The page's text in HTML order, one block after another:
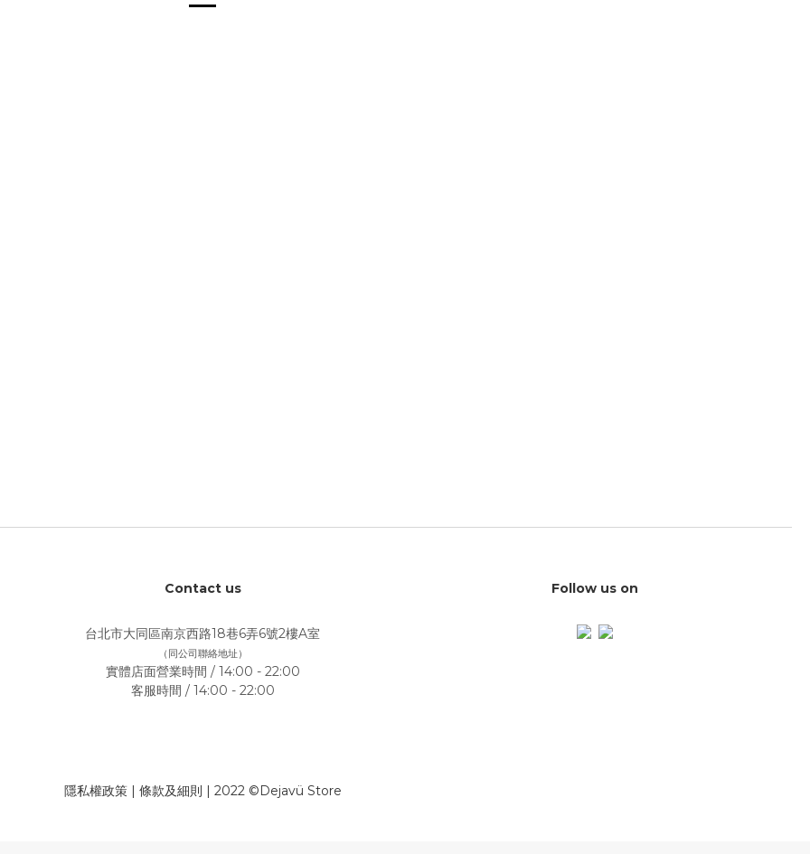
Contact us
台北市大同區南京西路18巷6弄6號2樓A室
（同公司聯絡地址）
實體店面營業時間 / 14:00 - 22:00
客服時間 / 14:00 - 22:00
Follow us on
隱私權政策| 條款及細則 | 2022 ©Dejavü Store